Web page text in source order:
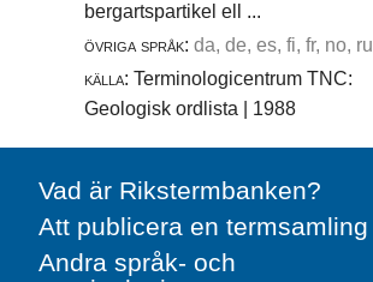
bergartspartikel ell ...
övriga språk: da, de, es, fi, fr, no, ru
källa: Terminologicentrum TNC:
Geologisk ordlista | 1988
Vad är Rikstermbanken?
Att publicera en termsamling
Andra språk- och